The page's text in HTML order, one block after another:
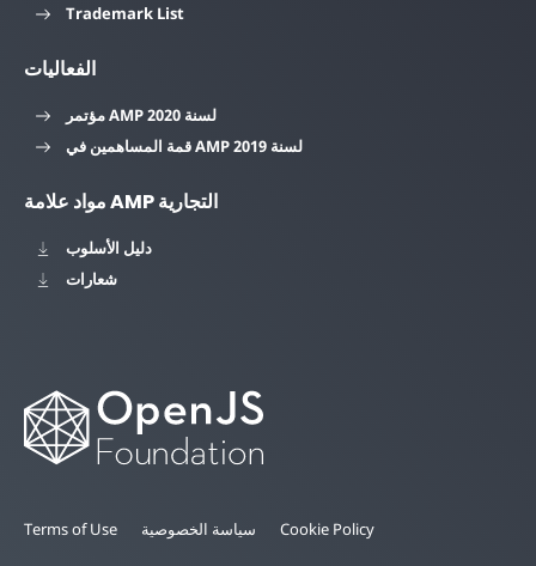
Trademark List
الفعاليات
مؤتمر AMP لسنة 2020
قمة المساهمين في AMP لسنة 2019
مواد علامة AMP التجارية
دليل الأسلوب
شعارات
Terms of Use سياسة الخصوصية Cookie Policy